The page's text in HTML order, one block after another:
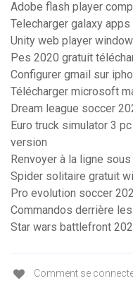
Adobe flash player
Telecharger galaxy
Unity web player
Pes 2020 gratuit
Configurer gmail sur
Télécharger microsoft
Dream league soccer
Euro truck simulator 3
version
Renvoyer à la ligne sous
Spider solitaire gratuit
Pro evolution soccer
Commandos derrière
Star wars battlefront
Comment se